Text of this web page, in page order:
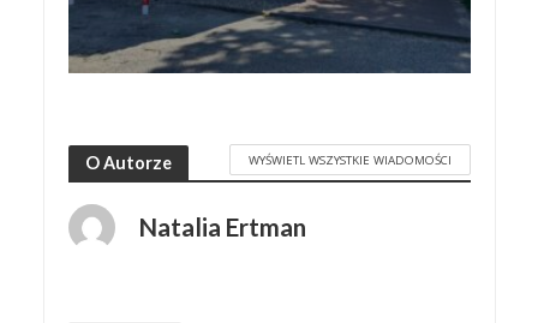
O Autorze WYŚWIETL WSZYSTKIE WIADOMOŚCI
Natalia Ertman